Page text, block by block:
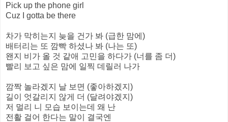
Pick up the phone girl
Cuz I gotta be there
차가 막히는지 늦을 건가 봐 (급한 맘에)
배터리는 또 깜빡 하셨나 봐 (나는 또)
왠지 비가 올 것 같애 고민을 하다가 (너를 좀 더)
빨리 보고 싶은 맘에 일찍 데릴러 나가
깜짝 놀라겠지 날 보면 (좋아하겠지)
길이 엇갈리지 않게 더 (달려야겠지)
저 멀리 니 모습 보이는데 왜 난
전활 걸어 한다는 말이 결국엔